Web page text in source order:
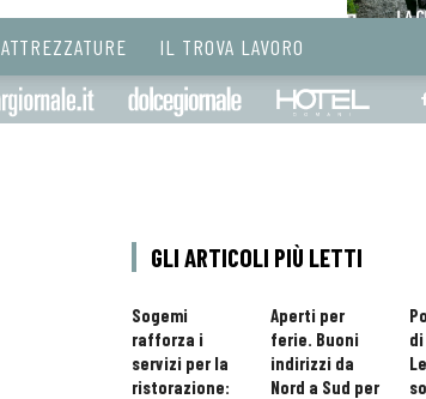
ATTREZZATURE IL TROVA LAVORO
Bargiornale dolcegiornale
GLI ARTICOLI PIÙ LETTI
Sogemi
rafforza i
servizi per la
ristorazione:
Aperti per
ferie. Buoni
indirizzi da
Nord a Sud per